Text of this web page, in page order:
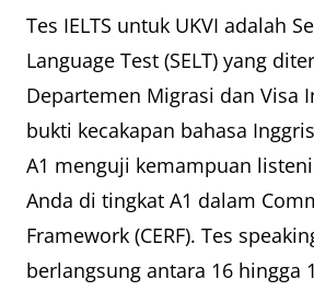
Tes IELTS untuk UKVI adalah
Language Test (SELT) yang
Departemen Migrasi dan Visa
bukti kecakapan bahasa
A1 menguji kemampuan
Anda di tingkat A1 dalam
Framework (CERF). Tes
berlangsung antara 16 hingga